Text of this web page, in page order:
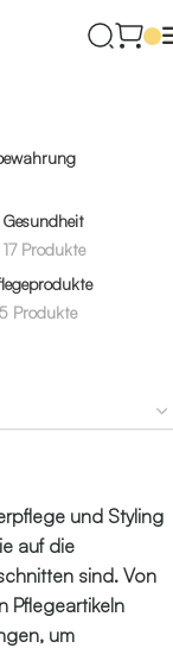
Gesundheit
17 Produkte
Produkte
und Styling
auf die
sind. Von
Pflegeartikeln
um